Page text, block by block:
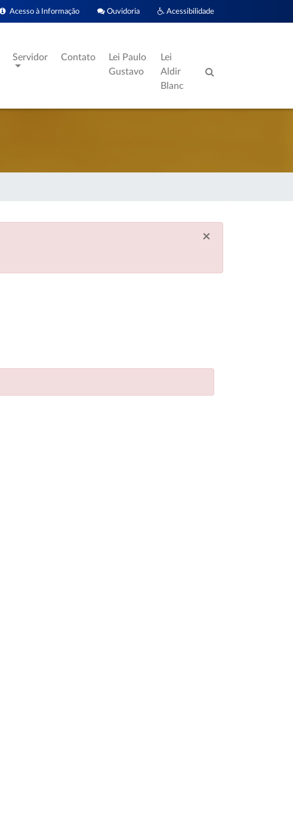
Acessibilidade
Ouvidoria
Acesso à Informação
Servidor Contato
Lei Paulo
Gustavo
Lei
Aldir
Blanc
×